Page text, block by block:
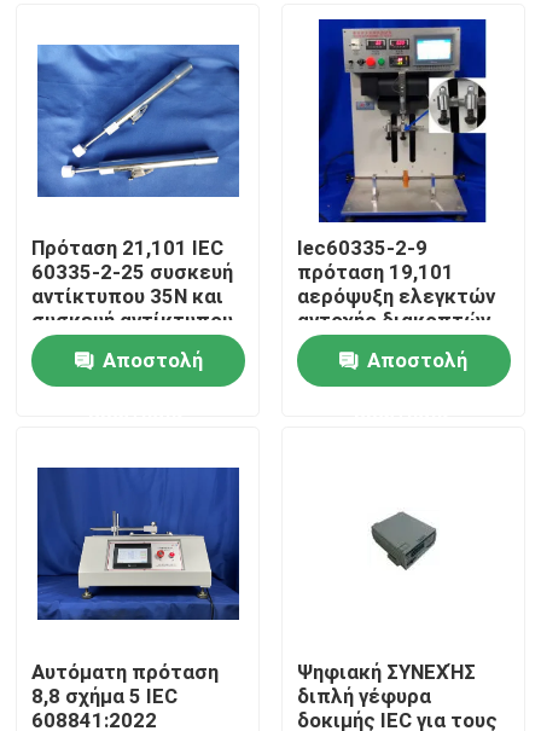
Προϊόντα
Περίπου εμείς
Γύρος εργοστασίων
Ποιοτικός έλεγχος
Εξοπλισμός δοκιμής IEC
Εξοπλισμός δοκιμής προστασίας εισόδου
Πρόταση 21,101 IEC
60335-2-25 συσκευή
αντίκτυπου 35N και
συσκευή αντίκτυπου
65N για τη δοκιμή
συνελεύσεων
πορτών
Αποστολή
Iec60335-2-9
πρόταση 19,101
αερόψυξη ελεγκτών
αντοχής διακοπτών
φρυγανιέρων
Αποστολή
Αυτόματη πρόταση
8,8 σχήμα 5 IEC
608841:2022
Ψηφιακή ΣΥΝΕΧΉΣ
διπλή γέφυρα
δοκιμής IEC για τους